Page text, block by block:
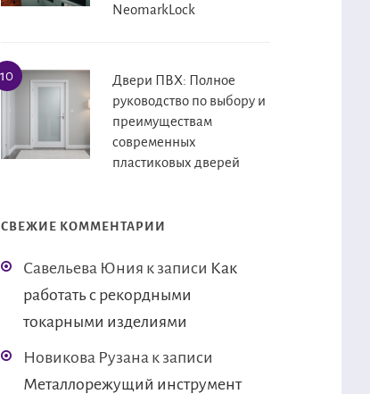
NeomarkLock
Двери ПВХ: Полное
руководство по выбору и
преимуществам
современных
пластиковых дверей
СВЕЖИЕ КОММЕНТАРИИ
Савельева Юния к записи Как
работать с рекордными
токарными изделиями
Новикова Рузана к записи
Металлорежущий инструмент